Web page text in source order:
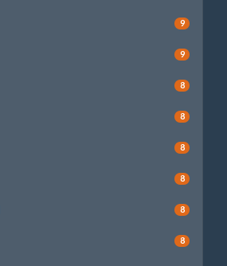
9
9
8
8
8
8
8
8